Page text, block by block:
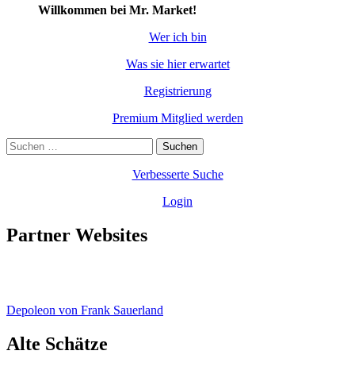
Willkommen bei Mr. Market!
Wer ich bin
Was sie hier erwartet
Registrierung
Premium Mitglied werden
Suchen
nach:
Verbesserte Suche
Login
Partner Websites
Depoleon von Frank Sauerland
Alte Schätze